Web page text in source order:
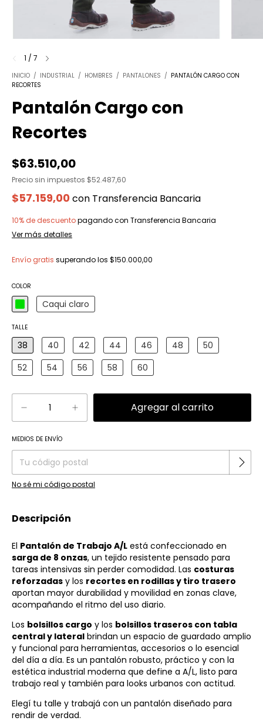
1 / 7
INICIO / INDUSTRIAL / HOMBRES / PANTALONES / PANTALÓN CARGO CON
RECORTES
Pantalón Cargo con
Recortes
$63.510,00
Precio sin impuestos $52.487,60
$57.159,00 con Transferencia Bancaria
10% de descuentopagando con Transferencia Bancaria
Ver más detalles
Envío gratis superando los $150.000,00
COLOR
Caqui claro
TALLE
38 40 42 44 46 48
50
52
54 56 58 60
Entregas para el CP:
MEDIOS DE ENVÍO
No sé mi código postal
Descripción
El Pantalón de Trabajo A/L está confeccionado en
sarga de 8 onzas, un tejido resistente pensado para
tareas intensivas sin perder comodidad. Las costuras
reforzadas y los recortes en rodillas y tiro trasero
aportan mayor durabilidad y movilidad en zonas clave,
acompañando el ritmo del uso diario.
Los bolsillos cargo y los bolsillos traseros con tabla
central y lateral brindan un espacio de guardado amplio
y funcional para herramientas, accesorios o lo esencial
del día a día. Es un pantalón robusto, práctico y con la
estética industrial moderna que define a A/L, listo para
trabajo real y también para looks urbanos con actitud.
Elegí tu talle y trabajá con un pantalón diseñado para
rendir de verdad.